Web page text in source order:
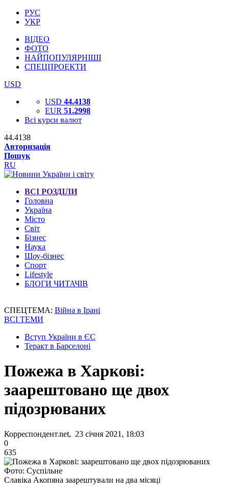
РУС
УКР
ВІДЕО
ФОТО
НАЙПОПУЛЯРНІШІ
СПЕЦПРОЕКТИ
USD
USD 44.4138
EUR 51.2998
Всі курси валют
44.4138
Авторизація
Пошук
RU
ВСІ РОЗДІЛИ
Головна
Україна
Місто
Світ
Бізнес
Наука
Шоу-бізнес
Спорт
Lifestyle
БЛОГИ ЧИТАЧІВ
СПЕЦТЕМА: Війна в Ірані
ВСІ ТЕМИ
Вступ України в ЄС
Теракт в Барселоні
Пожежа в Харкові:
заарештовано ще двох
підозрюваних
Корреспондент.net, 23 січня 2021, 18:03
0
635
Фото: Суспільне
Славіка Акопяна заарештували на два місяці